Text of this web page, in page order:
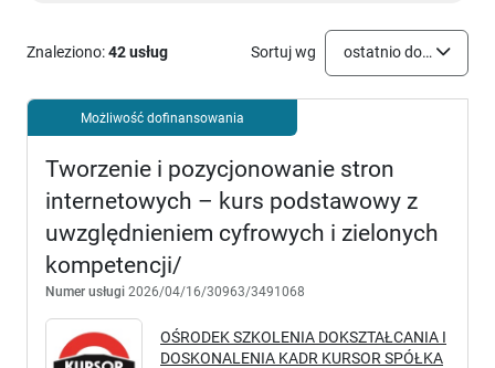
Znaleziono:42 usług Sortuj wg ostatnio dodane
Możliwość dofinansowania
Tworzenie i pozycjonowanie stron
internetowych – kurs podstawowy z
uwzględnieniem cyfrowych i zielonych
kompetencji/
Numer usługi 2026/04/16/30963/3491068
OŚRODEK SZKOLENIA DOKSZTAŁCANIA I
DOSKONALENIA KADR KURSOR SPÓŁKA